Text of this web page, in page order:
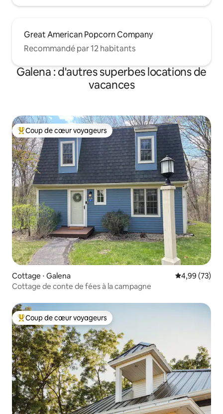
Great American Popcorn Company
Recommandé par 12 habitants
Galena : d'autres superbes locations de
vacances
Coups de cœur voyageurs les plus appréciés
Coup de cœur voyageurs
Cottage ⋅ Galena Évaluation
4,99 (73)
Cottage de conte de fées à la campagne
Coups de cœur voyageurs les plus appréciés
Coup de cœur voyageurs